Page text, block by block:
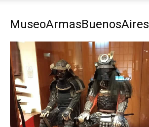
MuseoArmasBuenosAires